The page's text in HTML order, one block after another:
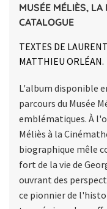
MUSÉE MÉLIÈS,
CATALOGUE
TEXTES DE
MATTHIEU ORLÉAN.
L'album disponible
parcours du Musée
emblématiques. À
Méliès à la
biographique mêle
fort de la vie de
ouvrant des
ce pionnier de